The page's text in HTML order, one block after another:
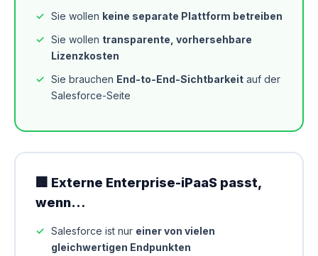
Sie wollen keine separate Plattform betreiben
Sie wollen transparente, vorhersehbare
Lizenzkosten
Sie brauchen End-to-End-Sichtbarkeit auf der
Salesforce-Seite
🏢 Externe Enterprise-iPaaS passt,
wenn…
Salesforce ist nur einer von vielen
gleichwertigen Endpunkten